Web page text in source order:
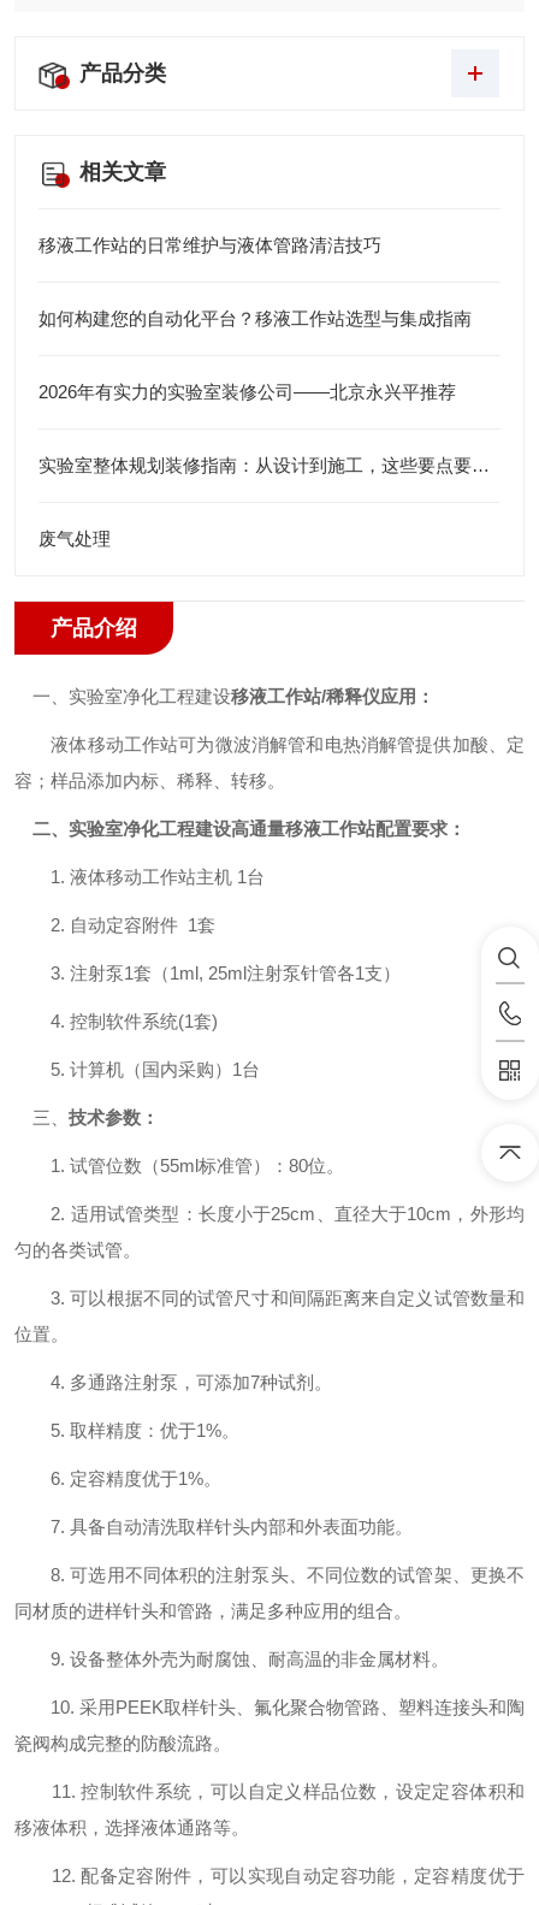
产品分类
相关文章
移液工作站的日常维护与液体管路清洁技巧
如何构建您的自动化平台？移液工作站选型与集成指南
2026年有实力的实验室装修公司——北京永兴平推荐
实验室整体规划装修指南：从设计到施工，这些要点要把控
废气处理
产品介绍
一、实验室净化工程建设移液工作站/稀释仪应用：
液体移动工作站可为微波消解管和电热消解管提供加酸、定
容；样品添加内标、稀释、转移。
二、 实验室净化工程建设高通量移液工作站配置要求：
1. 液体移动工作站主机 1台
2. 自动定容附件 1套
3. 注射泵1套（1ml, 25ml注射泵针管各1支）
4. 控制软件系统(1套)
5. 计算机（国内采购）1台
三、 技术参数：
1. 试管位数（55ml标准管）：80位。
2. 适用试管类型：长度小于25cm、直径大于10cm，外形均
匀的各类试管。
3. 可以根据不同的试管尺寸和间隔距离来自定义试管数量和
位置。
4. 多通路注射泵，可添加7种试剂。
5. 取样精度：优于1%。
6. 定容精度优于1%。
7. 具备自动清洗取样针头内部和外表面功能。
8. 可选用不同体积的注射泵头、不同位数的试管架、更换不
同材质的进样针头和管路，满足多种应用的组合。
9. 设备整体外壳为耐腐蚀、耐高温的非金属材料。
10. 采用PEEK取样针头、氟化聚合物管路、塑料连接头和陶
瓷阀构成完整的防酸流路。
11. 控制软件系统，可以自定义样品位数，设定定容体积和
移液体积，选择液体通路等。
12. 配备定容附件，可以实现自动定容功能，定容精度优于